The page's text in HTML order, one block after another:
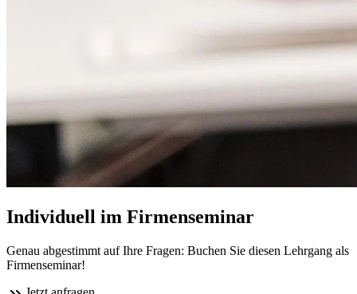
Individuell im Firmenseminar
Genau abgestimmt auf Ihre Fragen: Buchen Sie diesen Lehrgang als
Firmenseminar!